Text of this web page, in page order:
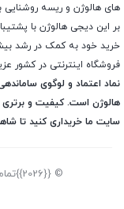
های هالوژن و ریسه روشنایی
بر این دیجی هالوژن با
خرید خود به کمک در رشد
فروشگاه اینترنتی در کشور
نماد اعتماد و لوگوی
هالوژن است. کیفیت و برتری
سایت ما خریداری کنید تا
© {{2026}}تمام حقوق برای دیجی هالوژن محفوظ است